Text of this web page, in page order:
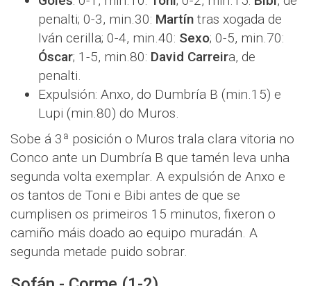
penalti; 0-3, min.30: Martín tras xogada de
Iván cerilla; 0-4, min.40: Sexo; 0-5, min.70:
Óscar; 1-5, min.80: David Carreira, de
penalti.
Expulsión: Anxo, do Dumbría B (min.15) e
Lupi (min.80) do Muros.
Sobe á 3ª posición o Muros trala clara vitoria no
Conco ante un Dumbría B que tamén leva unha
segunda volta exemplar. A expulsión de Anxo e
os tantos de Toni e Bibi antes de que se
cumplisen os primeiros 15 minutos, fixeron o
camiño máis doado ao equipo muradán. A
segunda metade puido sobrar.